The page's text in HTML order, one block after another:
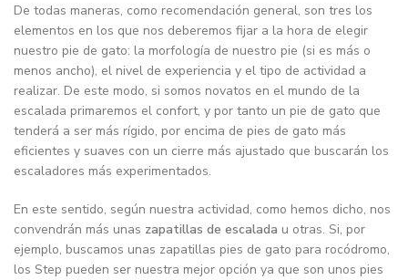
De todas maneras, como recomendación general, son tres los
elementos en los que nos deberemos fijar a la hora de elegir
nuestro pie de gato: la morfología de nuestro pie (si es más o
menos ancho), el nivel de experiencia y el tipo de actividad a
realizar. De este modo, si somos novatos en el mundo de la
escalada primaremos el confort, y por tanto un pie de gato que
tenderá a ser más rígido, por encima de pies de gato más
eficientes y suaves con un cierre más ajustado que buscarán los
escaladores más experimentados.
En este sentido, según nuestra actividad, como hemos dicho, nos
convendrán más unas zapatillas de escalada u otras. Si, por
ejemplo, buscamos unas zapatillas pies de gato para rocódromo,
los Step pueden ser nuestra mejor opción ya que son unos pies